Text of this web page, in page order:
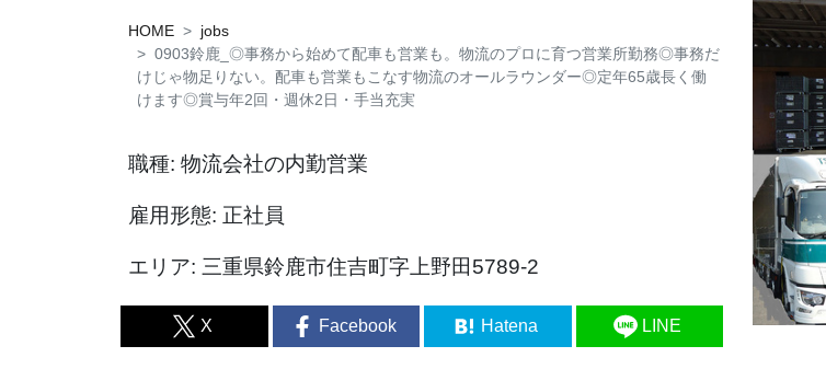
HOME
jobs
0903鈴鹿_◎事務から始めて配車も営業も。物流のプロに育つ営業所勤務◎事務だ
けじゃ物足りない。配車も営業もこなす物流のオールラウンダー◎定年65歳長く働
けます◎賞与年2回・週休2日・手当充実
職種: 物流会社の内勤営業
雇用形態: 正社員
エリア: 三重県鈴鹿市住吉町字上野田5789-2
X Facebook Hatena LINE